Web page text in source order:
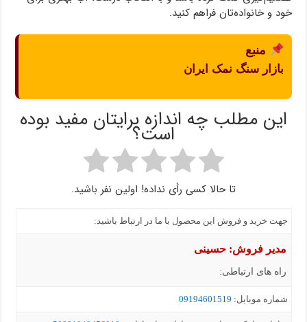
خود و خانواده‌تان فراهم کنید.
منبع
بازار سنگ نمک ایران
این مطلب چه اندازه برایتان مفید بوده
است؟
تا حالا کسی رأی نداده! اولین نفر باشید.
جهت خرید و فروش این محصول با ما در ارتباط باشید:
مدیر فروش: حسینی
راه های ارتباطی:
شماره موبايل: 09194601519